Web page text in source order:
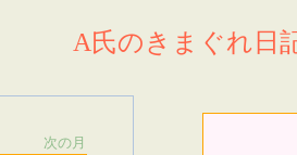
A氏のきまぐれ日
次の月